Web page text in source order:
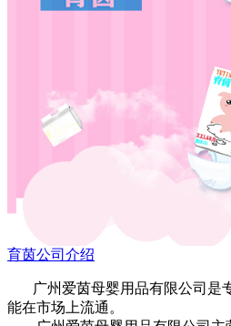
育茵公司介绍
广州爱茵母婴用品有限公司是专
能在市场上流通。